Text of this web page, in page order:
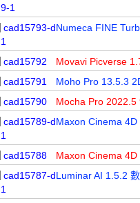
9-1
cad15793-d
1
Numeca FINE
cad15792
Movavi Picverse
cad15791
Moho Pro 13.5.3
cad15790
Mocha Pro 2022.5
cad15789-d
1
Maxon Cinema
cad15788
Maxon Cinema
cad15787-d
1
Luminar AI 1.5.2